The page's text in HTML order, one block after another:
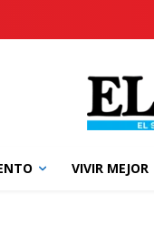
VIVIR MEJOR